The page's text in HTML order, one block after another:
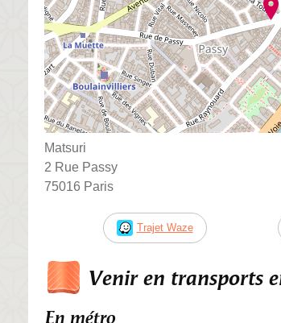
Matsuri
2 Rue Passy
75016 Paris
Trajet Waze
Venir en transports
En métro